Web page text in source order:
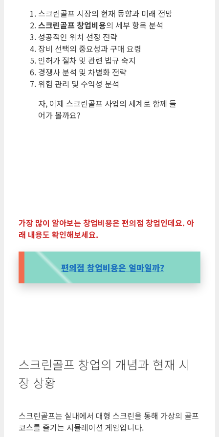
스크린골프 시장의 현재 동향과 미래 전망
스크린골프 창업비용의 세부 항목 분석
성공적인 위치 선정 전략
장비 선택의 중요성과 구매 요령
인허가 절차 및 관련 법규 숙지
경쟁사 분석 및 차별화 전략
위험 관리 및 수익성 분석
자, 이제 스크린골프 사업의 세계로 함께 들
어가 볼까요?
가장 많이 알아보는 창업비용은 편의점 창업인데요. 아
래 내용도 확인해보세요.
편의점 창업비용은 얼마일까?
스크린골프 창업의 개념과 현재 시
장 상황
스크린골프는 실내에서 대형 스크린을 통해 가상의 골프
코스를 즐기는 시뮬레이션 게임입니다.